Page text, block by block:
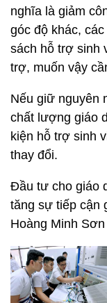
nghĩa là giảm
góc độ khác,
sách hỗ trợ sinh
trợ, muốn vậy
Nếu giữ nguyên
chất lượng giáo
kiện hỗ trợ sinh
thay đổi.
Đầu tư cho giáo
tăng sự tiếp cận
Hoàng Minh Sơn